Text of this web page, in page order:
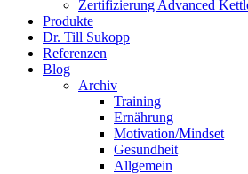
Zertifizierung Advanced
Produkte
Dr. Till Sukopp
Referenzen
Blog
Archiv
Training
Ernährung
Motivation/Mindset
Gesundheit
Allgemein